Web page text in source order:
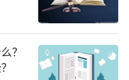
？